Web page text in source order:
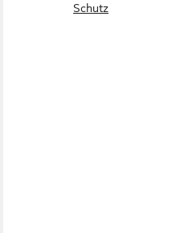
Schutz